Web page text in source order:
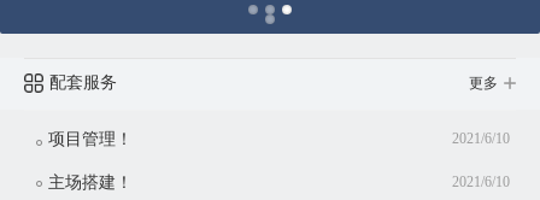
配套服务 更多
项目管理！ 2021/6/10
主场搭建！ 2021/6/10